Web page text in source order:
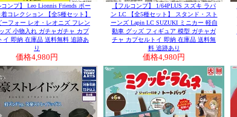
コンプ】 Leo Lionnis Friends ポー
コレクション 【全5種セット】
ーフォー レオ・レオニズ フレン
ズ 小物入れ ガチャガチャ カプ
イ 即納 在庫品 送料無料 追跡あ
り
価格4,980円
【フルコンプ】 1/64PLUS スズキ ラパ
ン LC 【全5種セット】 スタンド・スト
ーンズ Lapin LC SUZUKI ミニカー 軽自
動車 グッズ フィギュア 模型 ガチャガ
チャ カプセルトイ 即納 在庫品 送料無
料 追跡あり
価格4,980円